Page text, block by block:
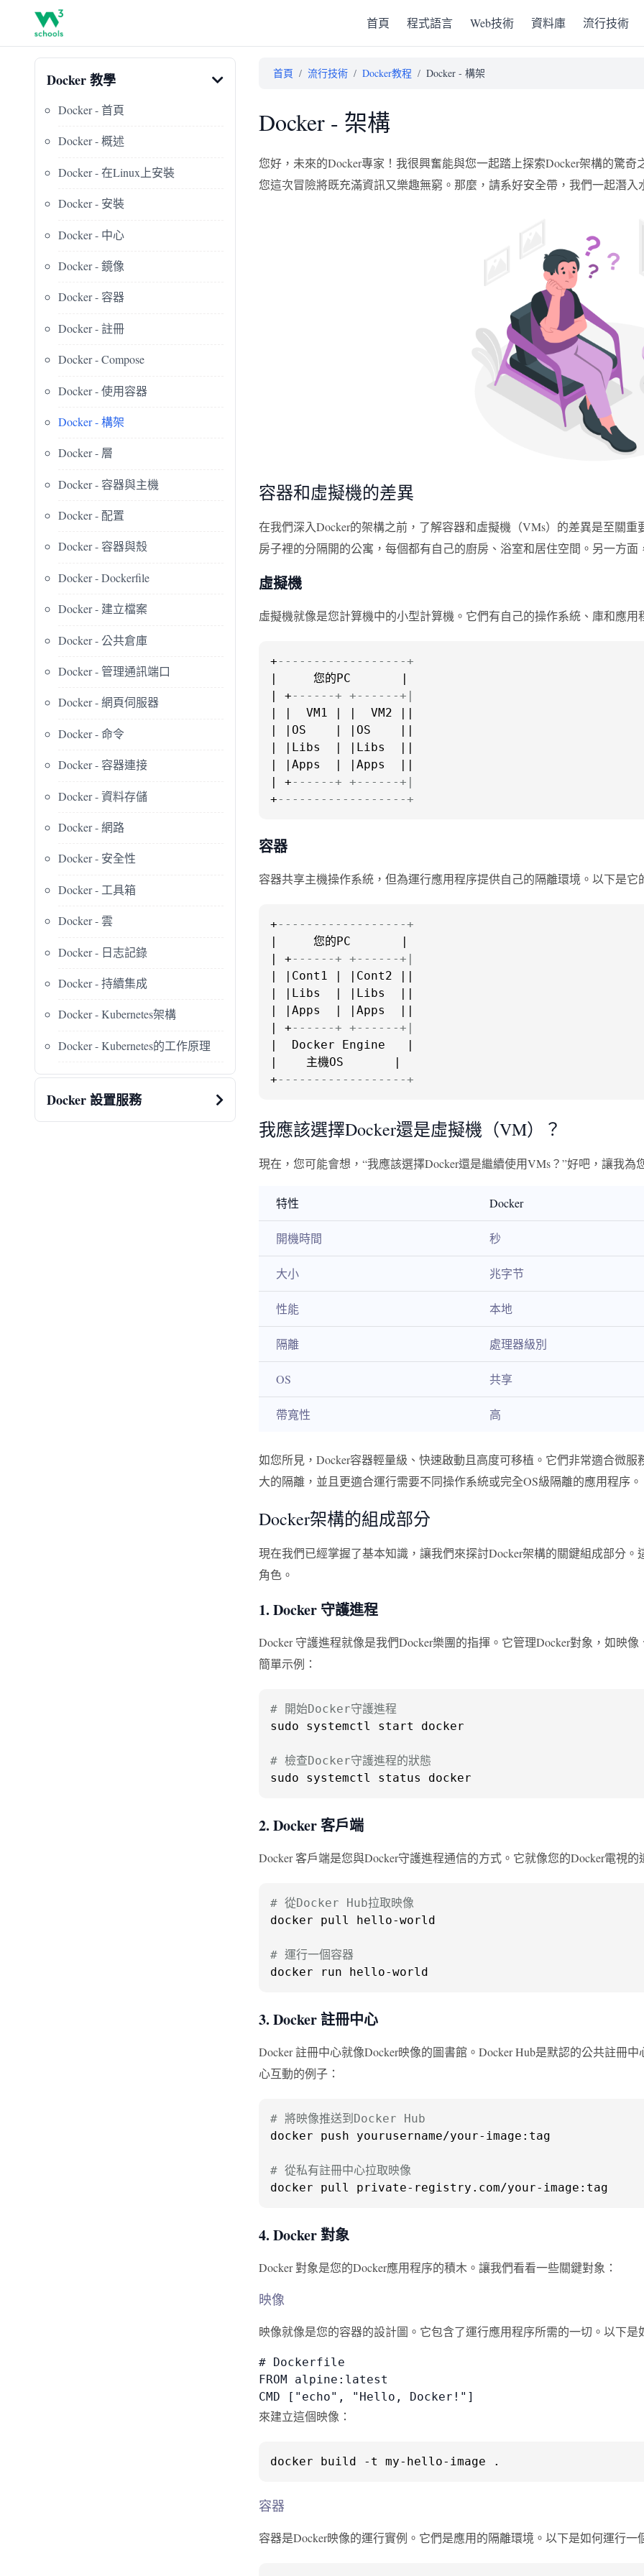
首頁 程式語言 Web技術 資料庫 流行技術
Docker 教學
Docker - 首頁
Docker - 概述
Docker - 在Linux上安裝
Docker - 安裝
Docker - 中心
Docker - 鏡像
Docker - 容器
Docker - 註冊
Docker - Compose
Docker - 使用容器
Docker - 構架
Docker - 層
Docker - 容器與主機
Docker - 配置
Docker - 容器與殼
Docker - Dockerfile
Docker - 建立檔案
Docker - 公共倉庫
Docker - 管理通訊端口
Docker - 網頁伺服器
Docker - 命令
Docker - 容器連接
Docker - 資料存儲
Docker - 網路
Docker - 安全性
Docker - 工具箱
Docker - 雲
Docker - 日志記錄
Docker - 持續集成
Docker - Kubernetes架構
Docker - Kubernetes的工作原理
Docker 設置服務
首頁 / 流行技術 / Docker教程 / Docker - 構架
Docker - 架構
您好，未來的Docker專家！我很興奮能與您一起踏上探索Docker架構的驚
您這次冒險將既充滿資訊又樂趣無窮。那麼，請系好安全帶，我們一起潛入
容器和虛擬機的差異
在我們深入Docker的架構之前，了解容器和虛擬機（VMs）的差異是至關
房子裡的分隔開的公寓，每個都有自己的廚房、浴室和居住空間。另一方
虛擬機
虛擬機就像是您計算機中的小型計算機。它們有自己的操作系統、庫和應
+------------------+
|     您的PC       |
| +------+ +------+|
| |  VM1 | |  VM2 ||
| |OS    | |OS    ||
| |Libs  | |Libs  ||
| |Apps  | |Apps  ||
| +------+ +------+|
+------------------+
容器
容器共享主機操作系統，但為運行應用程序提供自己的隔離環境。以下是它
+------------------+
|     您的PC       |
| +------+ +------+|
| |Cont1 | |Cont2 ||
| |Libs  | |Libs  ||
| |Apps  | |Apps  ||
| +------+ +------+|
|  Docker Engine   |
|    主機OS       |
+------------------+
我應該選擇Docker還是虛擬機（VM）？
現在，您可能會想，“我應該選擇Docker還是繼續使用VMs？”好吧，讓我為
特性 Docker
開機時間 秒
大小 兆字节
性能 本地
隔離 處理器級別
OS 共享
帶寬性 高
如您所見，Docker容器輕量級、快速啟動且高度可移植。它們非常適合微
大的隔離，並且更適合運行需要不同操作系統或完全OS級隔離的應用程序。
Docker架構的組成部分
現在我們已經掌握了基本知識，讓我們來探討Docker架構的關鍵組成部分
角色。
1. Docker 守護進程
Docker 守護進程就像是我們Docker樂團的指揮。它管理Docker對象，如映
簡單示例：
# 開始Docker守護進程
sudo systemctl start docker
# 檢查Docker守護進程的狀態
sudo systemctl status docker
2. Docker 客戶端
Docker 客戶端是您與Docker守護進程通信的方式。它就像您的Docker電視
# 從Docker Hub拉取映像
docker pull hello-world
# 運行一個容器
docker run hello-world
3. Docker 註冊中心
Docker 註冊中心就像Docker映像的圖書館。Docker Hub是默認的公共註冊
心互動的例子：
# 將映像推送到Docker Hub
docker push yourusername/your-image:tag
# 從私有註冊中心拉取映像
docker pull private-registry.com/your-image:tag
4. Docker 對象
Docker 對象是您的Docker應用程序的積木。讓我們看看一些關鍵對象：
映像
映像就像是您的容器的設計圖。它包含了運行應用程序所需的一切。以下是
# Dockerfile
FROM alpine:latest
CMD ["echo", "Hello, Docker!"]
來建立這個映像：
docker build -t my-hello-image .
容器
容器是Docker映像的運行實例。它們是應用的隔離環境。以下是如何運行一